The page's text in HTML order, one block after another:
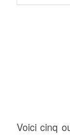
Voici cinq